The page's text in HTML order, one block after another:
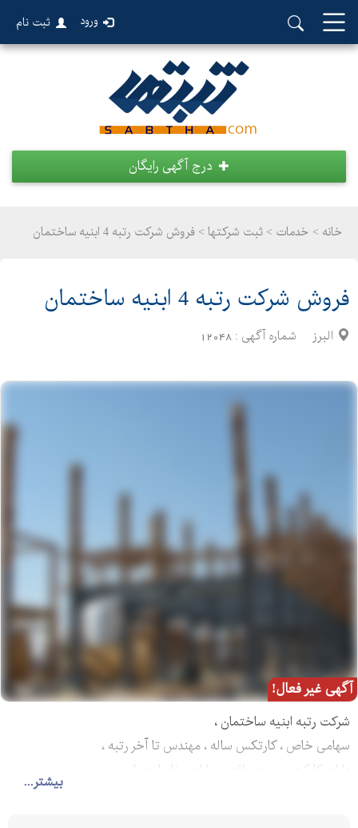
ورود ثبت نام
درج آگهی رایگان
خانه > خدمات > ثبت شرکتها > فروش شرکت رتبه 4 ابنیه ساختمان
فروش شرکت رتبه 4 ابنیه ساختمان
البرز شماره آگهی : 12048
آگهی غیر فعال!
بیشتر...
شرکت رتبه ابنیه ساختمان ،
سهامی خاص ، کارتکس ساله ، مهندس تا آخر رتبه ،